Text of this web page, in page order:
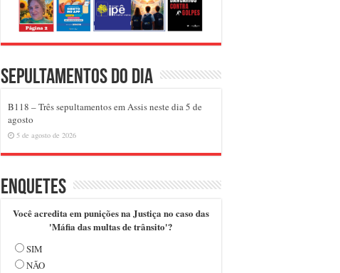
Sepultamentos do dia
B118 – Três sepultamentos em Assis neste dia 5 de
agosto
5 de agosto de 2026
Enquetes
Você acredita em punições na Justiça no caso das
'Máfia das multas de trânsito'?
SIM
NÃO